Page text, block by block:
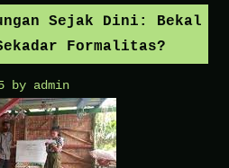
Sejak Dini: Bekal
Formalitas?
by admin